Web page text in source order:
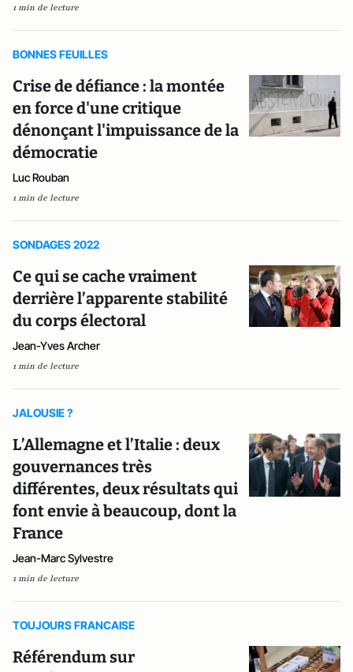
1 min de lecture
BONNES FEUILLES
Crise de défiance : la montée
en force d'une critique
dénonçant l'impuissance de la
démocratie
Luc Rouban
1 min de lecture
SONDAGES 2022
Ce qui se cache vraiment
derrière l’apparente stabilité
du corps électoral
Jean-Yves Archer
1 min de lecture
JALOUSIE ?
L’Allemagne et l’Italie : deux
gouvernances très
différentes, deux résultats qui
font envie à beaucoup, dont la
France
Jean-Marc Sylvestre
1 min de lecture
TOUJOURS FRANCAISE
Référendum sur